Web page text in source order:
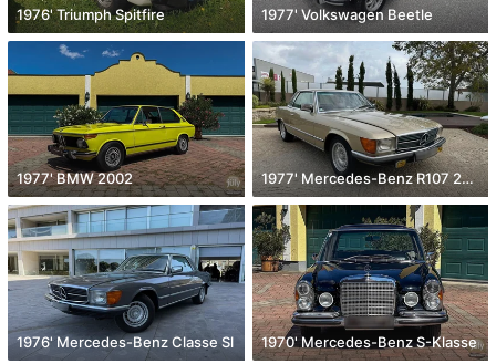
1976' Triumph Spitfire 1977' Volkswagen Beetle
1977' BMW 2002 1977' Mercedes-Benz R107 280 Slc
1976' Mercedes-Benz Classe Sl 1970' Mercedes-Benz S-Klasse